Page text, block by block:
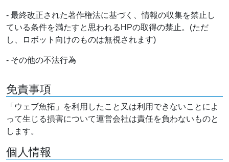
- 最終改正された著作権法に基づく、情報の収集を禁止し
ている条件を満たすと思われるHPの取得の禁止。(ただ
し、ロボット向けのものは無視されます)
- その他の不法行為
免責事項
「ウェブ魚拓」を利用したこと又は利用できないことによ
って生じる損害について運営会社は責任を負わないものと
します。
個人情報